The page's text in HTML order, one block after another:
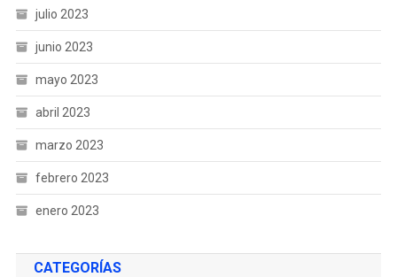
julio 2023
junio 2023
mayo 2023
abril 2023
marzo 2023
febrero 2023
enero 2023
CATEGORÍAS